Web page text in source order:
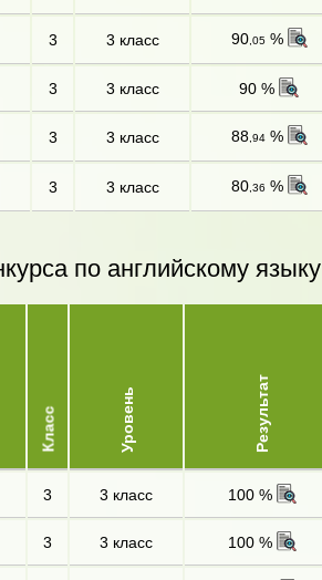
3 3 класс 90,05%
3 3 класс 90 %
3 3 класс 88,94%
3 3 класс 80,36 %
по английскому языку
Класс Уровень Результат
3 3 класс 100 %
3 3 класс 100 %